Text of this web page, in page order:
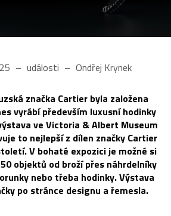
události Ondřej Krynek
značka Cartier byla založena
vyrábí především luxusní hodinky
ve Victoria & Albert Museum
to nejlepší z dílen značky Cartier
V bohaté expozici je možné si
objektů od broží přes náhrdelníky
nebo třeba hodinky. Výstava
po stránce designu a řemesla.